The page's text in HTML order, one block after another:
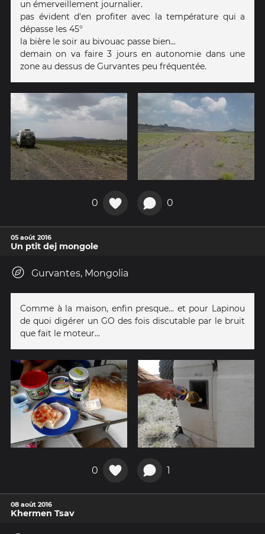
un émerveillement journalier.
pas évident d'en profiter avec la température qui a
dépasse les 45°
la bière le soir au bivouac passe bien...
demain on va faire 3 jours en autonomie dans une
zone au dessus de Gurvantes peu fréquentée.
0 0
05 août 2016
Un ptit dej mongole
Gurvantes, Mongolia
Comme à la maison, enfin presque... et pour Lapinou
de quoi digérer un GO des fois discutable par le bruit
que fait le moteur...
0 1
08 août 2016
Khermen Tsav